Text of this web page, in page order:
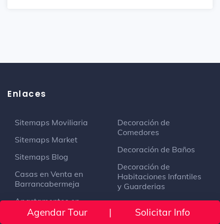
Enlaces
Sitemaps Moviliaria
Sitemaps Market
Sitemaps Blog
Casas en Venta en
Barrancabermeja
Apartamentos en
Venta en Medellín
Decoración de
Comedores
Decoración de Baños
Decoración de
Habitaciones Infantiles
y Guarderias
Decoración Hogar y
Tendencias
Agendar Tour | Solicitar Info